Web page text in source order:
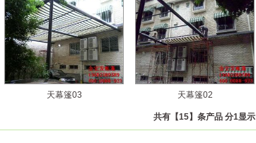
天幕篷03 天幕篷02
共有【15】条产品 分1显示